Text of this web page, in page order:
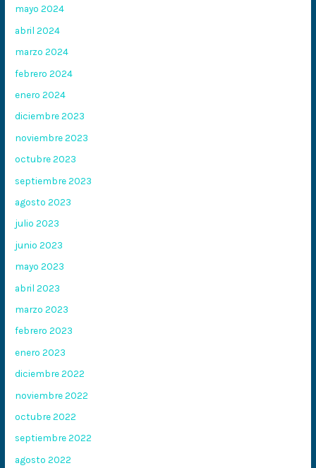
mayo 2024
abril 2024
marzo 2024
febrero 2024
enero 2024
diciembre 2023
noviembre 2023
octubre 2023
septiembre 2023
agosto 2023
julio 2023
junio 2023
mayo 2023
abril 2023
marzo 2023
febrero 2023
enero 2023
diciembre 2022
noviembre 2022
octubre 2022
septiembre 2022
agosto 2022